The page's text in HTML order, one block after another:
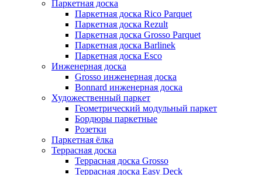
Паркетная доска
Паркетная доска Rico Parquet
Паркетная доска Rezult
Паркетная доска Grosso Parquet
Паркетная доска Barlinek
Паркетная доска Esco
Инженерная доска
Grosso инженерная доска
Bonnard инженерная доска
Художественный паркет
Геометрический модульный паркет
Бордюры паркетные
Розетки
Паркетная ёлка
Террасная доска
Террасная доска Grosso
Террасная доска Easy Deck